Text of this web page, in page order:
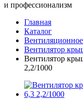
и профессионализм
Главная
Каталог
Вентилятор
Вентилятор
2,2/1000